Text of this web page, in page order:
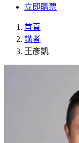
立即購票
首頁
講者
王彥凱